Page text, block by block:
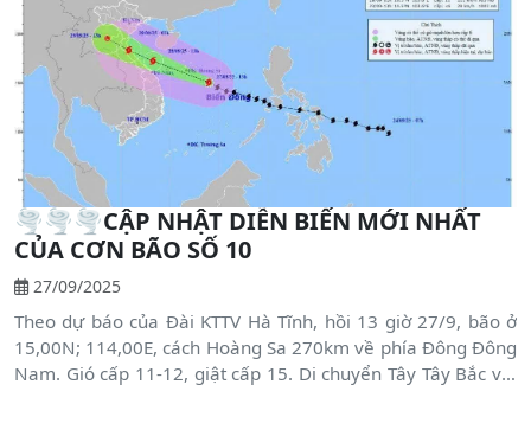
🌪️🌪️🌪️CẬP NHẬT DIỄN BIẾN MỚI NHẤT
CỦA CƠN BÃO SỐ 10
27/09/2025
Theo dự báo của Đài KTTV Hà Tĩnh, hồi 13 giờ 27/9, bão ở
15,00N; 114,00E, cách Hoàng Sa 270km về phía Đông Đông
Nam. Gió cấp 11-12, giật cấp 15. Di chuyển Tây Tây Bắc với